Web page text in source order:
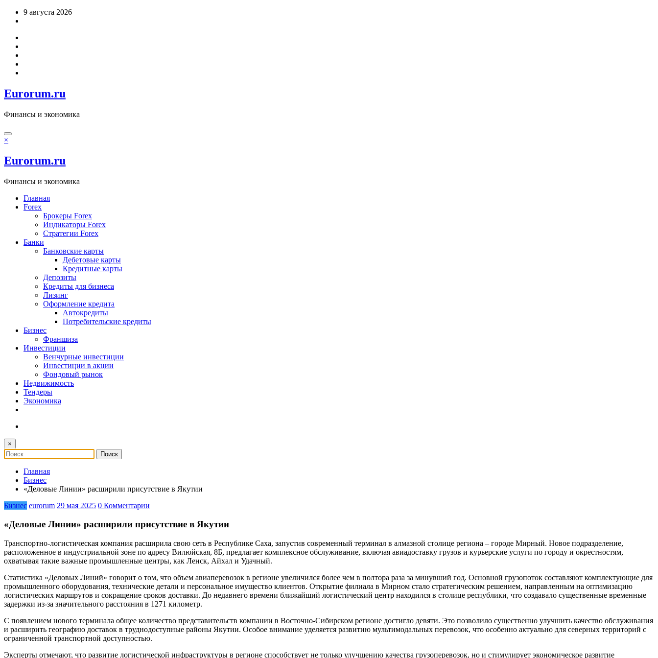
Перейти9 августа 2026
Eurorum.ru
Финансы и экономика
×
Eurorum.ru
Финансы и экономика
Главная
Forex
Брокеры Forex
Индикаторы Forex
Стратегии Forex
Банки
Банковские карты
Дебетовые карты
Кредитные карты
Депозиты
Кредиты для бизнеса
Лизинг
Оформление кредита
Автокредиты
Потребительские кредиты
Бизнес
Франшиза
Инвестиции
Венчурные инвестиции
Инвестиции в акции
Фондовый рынок
Недвижимость
Тендеры
Экономика
×
Главная
Бизнес
«Деловые Линии» расширили присутствие в Якутии
Бизнес eurorum 29 мая 2025 0 Комментарии
«Деловые Линии» расширили присутствие в Якутии
Транспортно-логистическая компания расширила свою сеть в Республике Саха, запустив современный терминал в алмазной столице региона – городе Мирный. Новое подразделение,
расположенное в индустриальной зоне по адресу Вилюйская, 8Б, предлагает комплексное обслуживание, включая авиадоставку грузов и курьерские услуги по городу и окрестностям,
охватывая такие важные промышленные центры, как Ленск, Айхал и Удачный.
Статистика «Деловых Линий» говорит о том, что объем авиаперевозок в регионе увеличился более чем в полтора раза за минувший год. Основной грузопоток составляют комплектующие для
промышленного оборудования, технические детали и персональное имущество клиентов. Открытие филиала в Мирном стало стратегическим решением, направленным на оптимизацию
логистических маршрутов и сокращение сроков доставки. До недавнего времени ближайший логистический центр находился в столице республики, что создавало существенные временные
задержки из-за значительного расстояния в 1271 километр.
С появлением нового терминала общее количество представительств компании в Восточно-Сибирском регионе достигло девяти. Это позволило существенно улучшить качество обслуживания
и расширить географию доставок в труднодоступные районы Якутии. Особое внимание уделяется развитию мультимодальных перевозок, что особенно актуально для северных территорий с
ограниченной транспортной доступностью.
Эксперты отмечают, что развитие логистической инфраструктуры в регионе способствует не только улучшению качества грузоперевозок, но и стимулирует экономическое развитие